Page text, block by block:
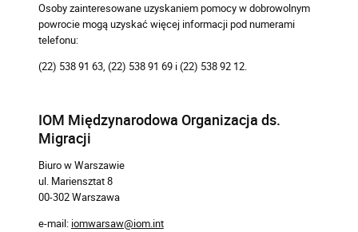
Osoby zainteresowane uzyskaniem pomocy w dobrowolnym
powrocie mogą uzyskać więcej informacji pod numerami
telefonu:
(22) 538 91 63, (22) 538 91 69 i (22) 538 92 12.
IOM Międzynarodowa Organizacja ds.
Migracji
Biuro w Warszawie
ul. Mariensztat 8
00-302 Warszawa
e-mail: iomwarsaw@iom.int